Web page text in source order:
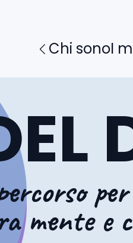
Chi sonoI
per
mente e